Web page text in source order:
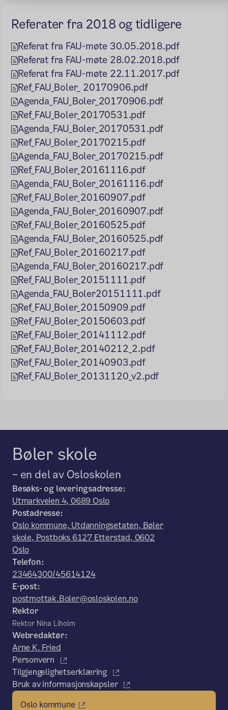
Referater fra 2018 og tidligere
Referat fra FAU-møte 30.05.2018.pdf
Referat fra FAU-møte 28.02.2018.pdf
Referat fra FAU-møte 22.11.2017.pdf
Ref_FAU_Boler_ 20170906.pdf
Agenda_FAU_Boler_20170906.pdf
Ref_FAU_Boler_20170531.pdf
Agenda_FAU_Boler_20170531.pdf
Ref_FAU_Boler_20170215.pdf
Agenda_FAU_Boler_20170215.pdf
Ref_FAU_Boler_20161116.pdf
Agenda_FAU_Boler_20161116.pdf
Ref_FAU_Boler_20160907.pdf
Agenda_FAU_Boler_20160907.pdf
Ref_FAU_Boler_20160525.pdf
Agenda_FAU_Boler_20160525.pdf
Ref_FAU_Boler_20160217.pdf
Agenda_FAU_Boler_20160217.pdf
Ref_FAU_Boler_20151111.pdf
Agenda_FAU_Boler20151111.pdf
Ref_FAU_Boler_20150909.pdf
Ref_FAU_Boler_20150603.pdf
Ref_FAU_Boler_20141112.pdf
Ref_FAU_Boler_20140212_2.pdf
Ref_FAU_Boler_20140903.pdf
Ref_FAU_Boler_20131120_v2.pdf
Bøler skole
– en del av Osloskolen
Besøks- og leveringsadresse:
Utmarkveien 4, 0689 Oslo
Postadresse:
Oslo kommune, Utdanningsetaten, Bøler
skole, Postboks 6127 Etterstad, 0602
Oslo
Telefon:
23464300/45614124
E-post:
postmottak.Boler@osloskolen.no
Rektor
Rektor Nina Liholm
Webredaktør:
Arne K. Fried
Personvern
Tilgjengelighetserklæring
Bruk av informasjonskapsler
Oslo kommune